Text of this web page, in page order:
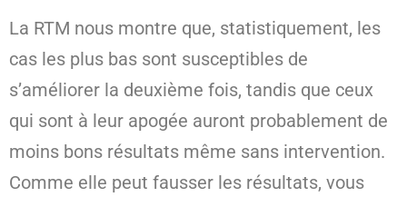
La RTM nous montre que, statistiquement, les
cas les plus bas sont susceptibles de
s’améliorer la deuxième fois, tandis que ceux
qui sont à leur apogée auront probablement de
moins bons résultats même sans intervention.
Comme elle peut fausser les résultats, vous